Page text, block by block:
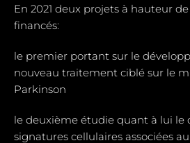
En 2021 deux projets à hauteur
financés:
le premier portant sur le
nouveau traitement ciblé sur le
Parkinson
le deuxième étudie quant à lui le
signatures cellulaires associées